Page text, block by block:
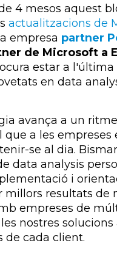
4 mesos aquest
actualitzacions de
empresa partner
de Microsoft a
estar a
en data
avança a un
que a les empreses
se al dia.
data analysis
i
millors resultats de
empreses de
nostres solucions
de cada client.